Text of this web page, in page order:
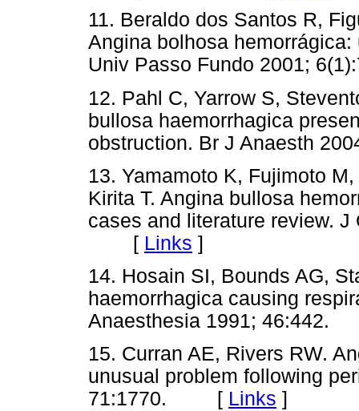
11. Beraldo dos Santos R,
Angina bolhosa
Univ Passo Fundo 2001;
12. Pahl C, Yarrow S,
bullosa haemorrhagica
obstruction. Br J Anaesth
13. Yamamoto K, Fujimoto
Kirita T. Angina bullosa
cases and literature review.
[ Links ]
14. Hosain SI, Bounds AG,
haemorrhagica causing
Anaesthesia 1991;
15. Curran AE, Rivers RW.
unusual problem following
71:1770. [ Links ]